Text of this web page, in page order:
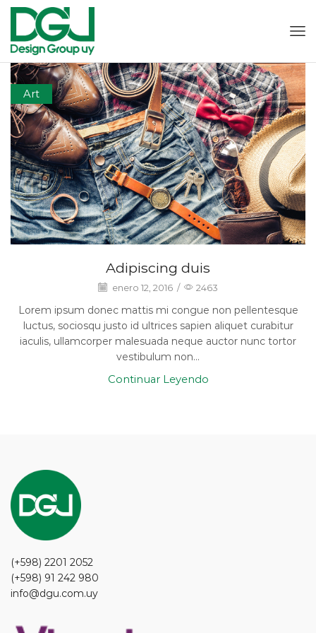
Art
Adipiscing duis
enero 12, 2016 / 2463
Lorem ipsum donec mattis mi congue non pellentesque
luctus, sociosqu justo id ultrices sapien aliquet curabitur
iaculis, ullamcorper malesuada neque auctor nunc tortor
vestibulum non...
Continuar Leyendo
(+598) 2201 2052
(+598) 91 242 980
info@dgu.com.uy